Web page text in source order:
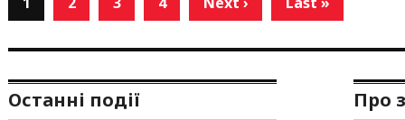
Останні події Про